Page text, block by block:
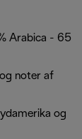
Arabica - 65
noter af
og